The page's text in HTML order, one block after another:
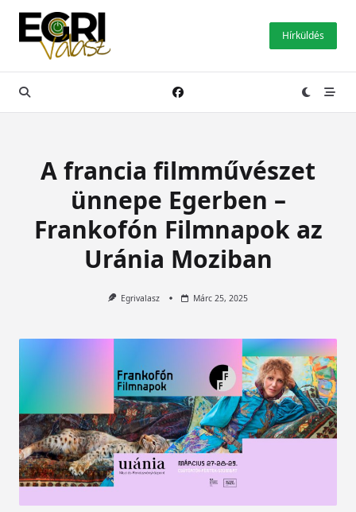
Skip
content
Hírküldés
A francia filmművészet
ünnepe Egerben –
Frankofón Filmnapok az
Uránia Moziban
Egrivalasz Márc 25, 2025